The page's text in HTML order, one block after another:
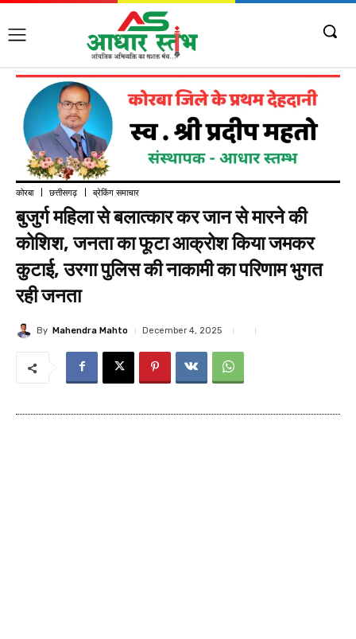
कोरबा छत्तीसगढ़ ब्रेकिंग समाचार
बुजुर्ग महिला से बलात्कार कर जान से मारने की
कोशिश, जनता का फूटा आक्रोश किया जमकर
कुटाई, उरगा पुलिस की नाकामी का परिणाम भुगत
रही जनता
By Mahendra Mahto December 4, 2025